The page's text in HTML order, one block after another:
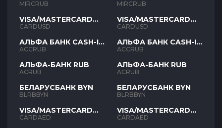
MIRCRUB
VISA/MASTERCARD
USD
CARDUSD
АЛЬФА БАНК CASH-IN
RUB
ACCRUB
АЛЬФА-БАНК RUB
ACRUB
БЕЛАРУСБАНК BYN
BLRBBYN
VISA/MASTERCARD
AED
CARDAED
MIRCRUB
VISA/MASTERCARD
USD
CARDUSD
АЛЬФА БАНК CASH-IN
RUB
ACCRUB
АЛЬФА-БАНК RUB
ACRUB
БЕЛАРУСБАНК BYN
BLRBBYN
VISA/MASTERCARD
AED
CARDAED